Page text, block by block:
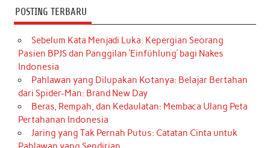
POSTING TERBARU
Sebelum Kata Menjadi Luka: Kepergian Seorang
Pasien BPJS dan Panggilan ‘Einfühlung’ bagi Nakes
Indonesia
Pahlawan yang Dilupakan Kotanya: Belajar Bertahan
dari Spider-Man: Brand New Day
Beras, Rempah, dan Kedaulatan: Membaca Ulang Peta
Pertahanan Indonesia
Jaring yang Tak Pernah Putus: Catatan Cinta untuk